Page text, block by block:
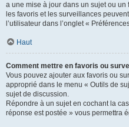
a une mise à jour dans un sujet ou
les favoris et les surveillances
l’utilisateur dans l’onglet «
Haut
Comment mettre en favoris ou
Vous pouvez ajouter aux favoris ou
approprié dans le menu « Outils de
sujet de discussion.
Répondre à un sujet en cochant la
réponse est postée » vous permettra